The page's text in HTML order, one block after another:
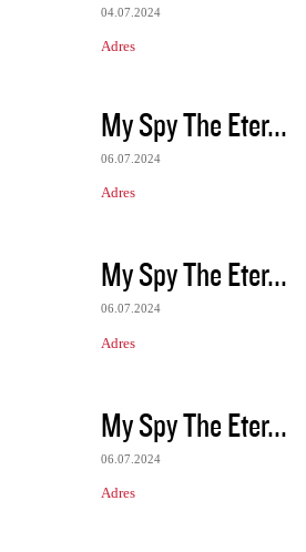
04.07.2024
Adres
My Spy The Eter...
06.07.2024
Adres
My Spy The Eter...
06.07.2024
Adres
My Spy The Eter...
06.07.2024
Adres